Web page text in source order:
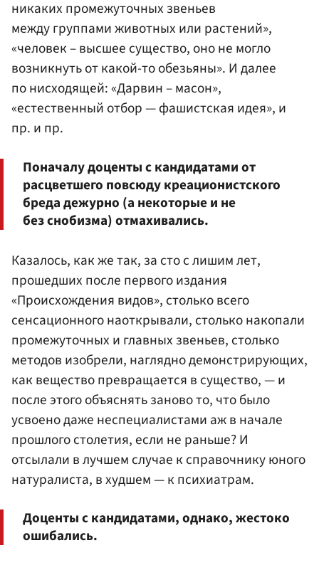
никаких промежуточных звеньев
между группами животных или растений»,
«человек – высшее существо, оно не могло
возникнуть от какой-то обезьяны». И далее
по нисходящей: «Дарвин – масон»,
«естественный отбор — фашистская идея», и
пр. и пр.
Поначалу доценты с кандидатами от
расцветшего повсюду креационистского
бреда дежурно (а некоторые и не
без снобизма) отмахивались.
Казалось, как же так, за сто с лишим лет,
прошедших после первого издания
«Происхождения видов», столько всего
сенсационного наоткрывали, столько накопали
промежуточных и главных звеньев, столько
методов изобрели, наглядно демонстрирующих,
как вещество превращается в существо, — и
после этого объяснять заново то, что было
усвоено даже неспециалистами аж в начале
прошлого столетия, если не раньше? И
отсылали в лучшем случае к справочнику юного
натуралиста, в худшем — к психиатрам.
Доценты с кандидатами, однако, жестоко
ошибались.